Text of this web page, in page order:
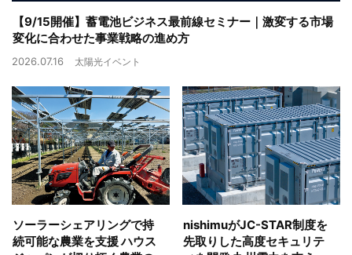
【9/15開催】蓄電池ビジネス最前線セミナー｜激変する市場
変化に合わせた事業戦略の進め方
2026.07.16 太陽光イベント
ソーラーシェアリングで持
続可能な農業を支援 ハウス
nishimuがJC-STAR制度を
先取りした高度セキュリテ